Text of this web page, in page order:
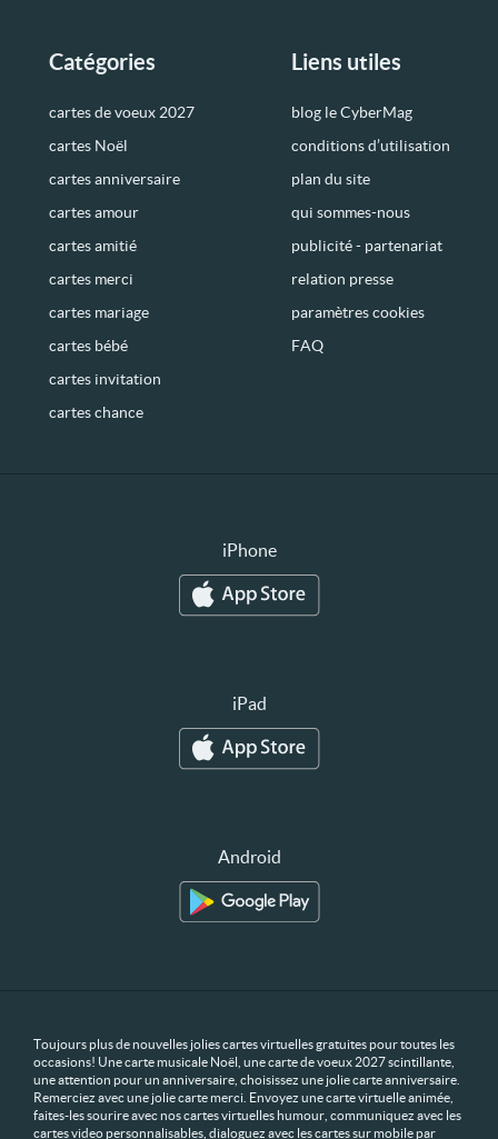
Catégories
cartes de voeux 2027
cartes Noël
cartes anniversaire
cartes amour
cartes amitié
cartes merci
cartes mariage
cartes bébé
cartes invitation
cartes chance
Liens utiles
blog le CyberMag
conditions d’utilisation
plan du site
qui sommes-nous
publicité - partenariat
relation presse
paramètres cookies
FAQ
iPhone
iPad
Android
Toujours plus de nouvelles jolies cartes virtuelles gratuites pour toutes les
occasions! Une carte musicale Noël, une carte de voeux 2027 scintillante,
une attention pour un anniversaire, choisissez une jolie carte anniversaire.
Remerciez avec une jolie carte merci. Envoyez une carte virtuelle animée,
faites-les sourire avec nos cartes virtuelles humour, communiquez avec les
cartes video personnalisables, dialoguez avec les cartes sur mobile par